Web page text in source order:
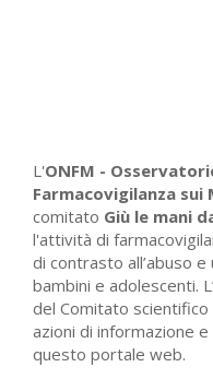
L'ONFM -
Farmacovigilanza sui
comitato Giù le mani
l'attività di
di contrasto all’abuso
bambini e adolescenti.
del Comitato
azioni di informazione
questo portale web.